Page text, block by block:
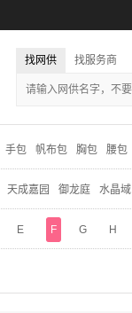
找网供 找服务商
手包 帆布包 胸包 腰包
天成嘉园 御龙庭 水晶域
E F G H